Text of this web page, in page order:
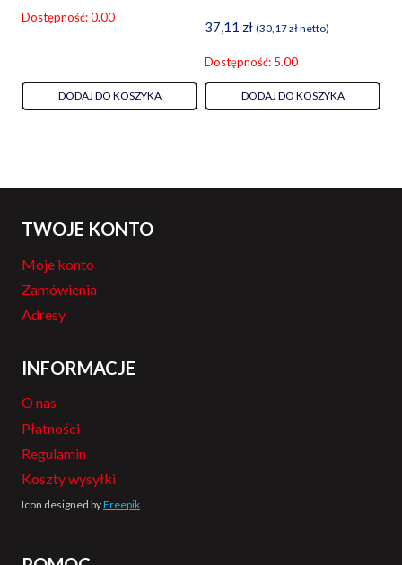
Dostępność: 0.00
DODAJ DO KOSZYKA
37,11 zł (30,17złnetto)
Dostępność: 5.00
DODAJ DO KOSZYKA
TWOJE KONTO
Moje konto
Zamówienia
Adresy
INFORMACJE
O nas
Płatności
Regulamin
Koszty wysyłki
Icon designed byFreepik